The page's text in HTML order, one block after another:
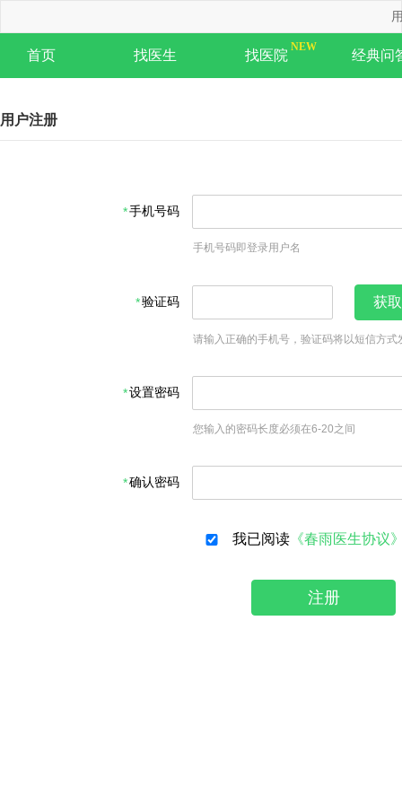
首页 找医生 找医院 经典问
用户注册
手机号码
手机号码即登录用户名
验证码 获
请输入正确的手机号，验证码将以短信方式
设置密码
您输入的密码长度必须在6-20之间
确认密码
我已阅读 《春雨医生协议
注册